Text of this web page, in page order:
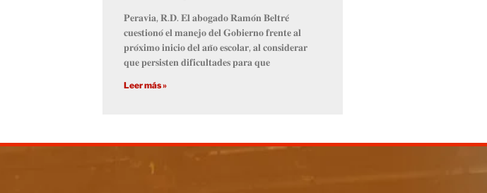
𝐏𝐞𝐫𝐚𝐯𝐢𝐚, 𝐑.𝐃. 𝐄𝐥 𝐚𝐛𝐨𝐠𝐚𝐝𝐨 𝐑𝐚𝐦𝐨́𝐧 𝐁𝐞𝐥𝐭𝐫𝐞́
𝐜𝐮𝐞𝐬𝐭𝐢𝐨𝐧𝐨́ 𝐞𝐥 𝐦𝐚𝐧𝐞𝐣𝐨 𝐝𝐞𝐥 𝐆𝐨𝐛𝐢𝐞𝐫𝐧𝐨 𝐟𝐫𝐞𝐧𝐭𝐞 𝐚𝐥
𝐩𝐫𝐨́𝐱𝐢𝐦𝐨 𝐢𝐧𝐢𝐜𝐢𝐨 𝐝𝐞𝐥 𝐚𝐧̃𝐨 𝐞𝐬𝐜𝐨𝐥𝐚𝐫, 𝐚𝐥 𝐜𝐨𝐧𝐬𝐢𝐝𝐞𝐫𝐚𝐫
𝐪𝐮𝐞 𝐩𝐞𝐫𝐬𝐢𝐬𝐭𝐞𝐧 𝐝𝐢𝐟𝐢𝐜𝐮𝐥𝐭𝐚𝐝𝐞𝐬 𝐩𝐚𝐫𝐚 𝐪𝐮𝐞
Leer más »